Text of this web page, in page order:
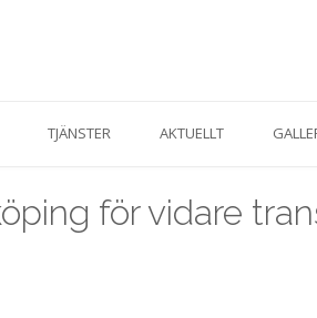
TJÄNSTER AKTUELLT
för vidare